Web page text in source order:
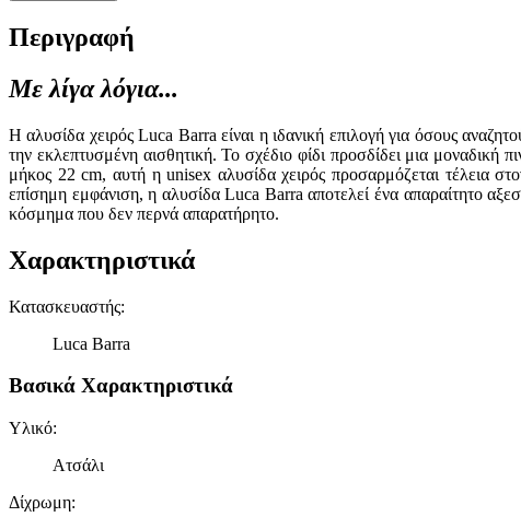
Περιγραφή
Με λίγα λόγια...
Η αλυσίδα χειρός Luca Barra είναι η ιδανική επιλογή για όσους
την εκλεπτυσμένη αισθητική. Το σχέδιο φίδι προσδίδει μια
μήκος 22 cm, αυτή η unisex αλυσίδα χειρός προσαρμόζεται τέλεια
επίσημη εμφάνιση, η αλυσίδα Luca Barra αποτελεί ένα απαραίτητο
κόσμημα που δεν περνά απαρατήρητο.
Χαρακτηριστικά
Κατασκευαστής:
Luca Barra
Βασικά Χαρακτηριστικά
Υλικό:
Ατσάλι
Δίχρωμη: